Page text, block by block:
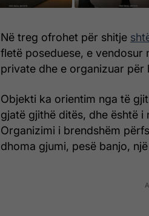
Në treg ofrohet për shitje
fletë poseduese, e vendosur
private dhe e organizuar për
Objekti ka orientim nga të
gjatë gjithë ditës, dhe është i
Organizimi i brendshëm
dhoma gjumi, pesë banjo,